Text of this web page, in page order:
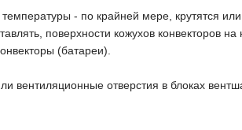
- по крайней мере, крутятся
поверхности кожухов конвекторов на
(батареи).
вентиляционные отверстия в блоках